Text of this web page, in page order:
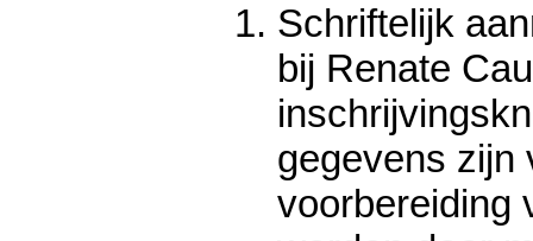
Schriftelijk
bij Renate
gegevens zijn
voorbereiding